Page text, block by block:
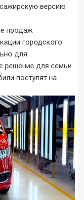
версию
продаж
городского
для
решение для семьи
поступят на